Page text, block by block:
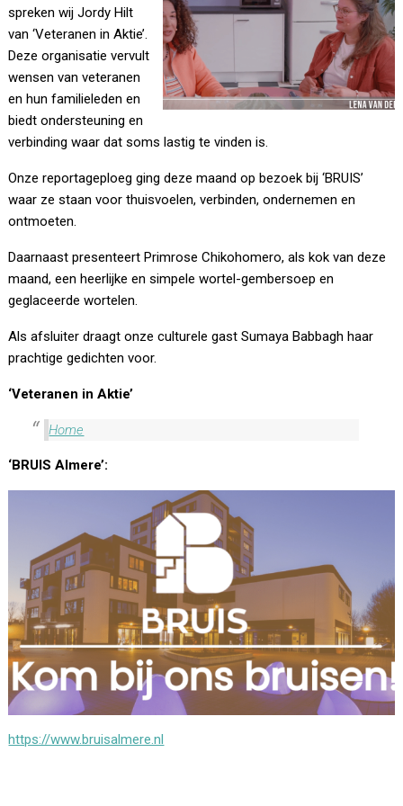
spreken wij Jordy Hilt
van ‘Veteranen in Aktie’.
Deze organisatie vervult
wensen van veteranen
en hun familieleden en
biedt ondersteuning en
verbinding waar dat soms lastig te vinden is.
Onze reportageploeg ging deze maand op bezoek bij ‘BRUIS’
waar ze staan voor thuisvoelen, verbinden, ondernemen en
ontmoeten.
Daarnaast presenteert Primrose Chikohomero, als kok van deze
maand, een heerlijke en simpele wortel-gembersoep en
geglaceerde wortelen.
Als afsluiter draagt onze culturele gast Sumaya Babbagh haar
prachtige gedichten voor.
‘Veteranen in Aktie’
Home
‘BRUIS Almere’:
https://www.bruisalmere.nl